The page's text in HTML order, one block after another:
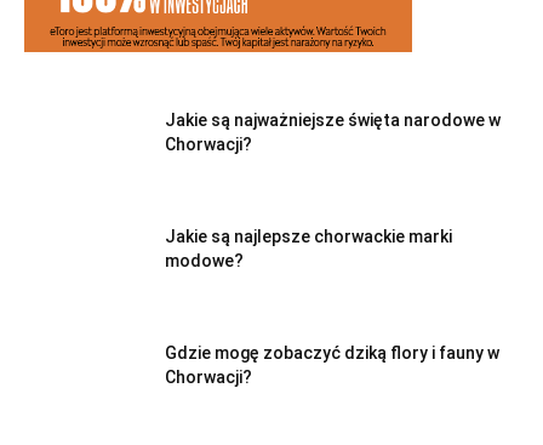
Jakie są najważniejsze święta narodowe w
Chorwacji?
Jakie są najlepsze chorwackie marki
modowe?
Gdzie mogę zobaczyć dziką flory i fauny w
Chorwacji?